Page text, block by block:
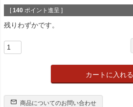
[ 140 ポイント進呈 ]
残りわずかです。
カートに入れる
商品についてのお問い合わせ